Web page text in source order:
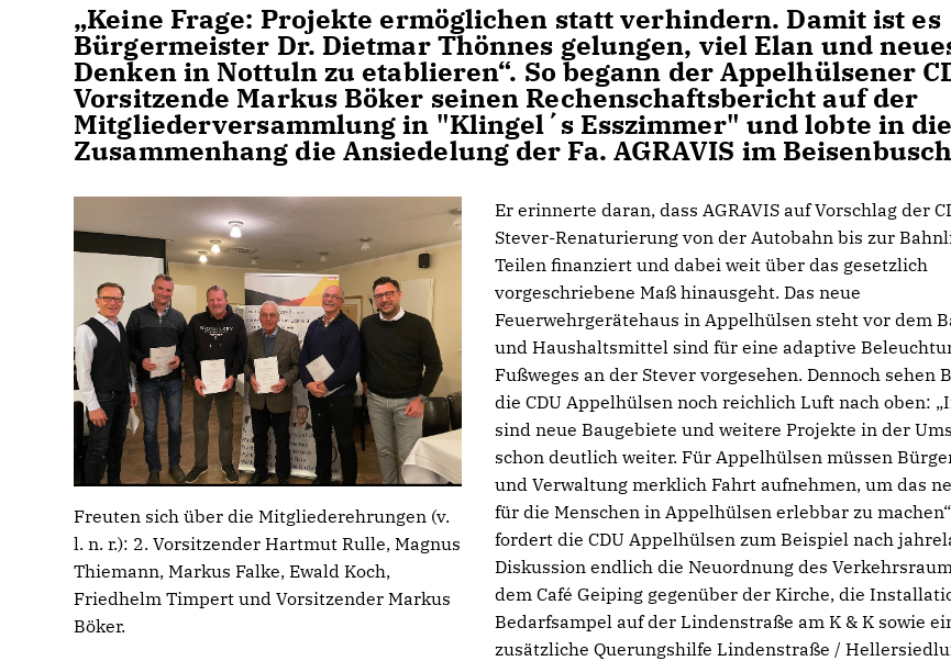
Keine Frage: Projekte ermöglichen statt verhindern. Damit ist es
Bürgermeister Dr. Dietmar Thönnes gelungen, viel Elan und
Denken in Nottuln zu etablieren“. So begann der Appelhülsener
Vorsitzende Markus Böker seinen Rechenschaftsbericht auf der
Mitgliederversammlung in "Klingel´s Esszimmer" und lobte in
Zusammenhang die Ansiedelung der Fa. AGRAVIS im
Freuten sich über die Mitgliederehrungen (v.
l. n. r.): 2. Vorsitzender Hartmut Rulle, Magnus
Thiemann, Markus Falke, Ewald Koch,
Friedhelm Timpert und Vorsitzender Markus
Böker.
Er erinnerte daran, dass AGRAVIS auf Vorschlag der
Stever-Renaturierung von der Autobahn bis zur
Teilen finanziert und dabei weit über das gesetzlich
vorgeschriebene Maß hinausgeht. Das neue
Feuerwehrgerätehaus in Appelhülsen steht vor dem
und Haushaltsmittel sind für eine adaptive
Fußweges an der Stever vorgesehen. Dennoch sehen
die CDU Appelhülsen noch reichlich Luft nach oben:
sind neue Baugebiete und weitere Projekte in der
schon deutlich weiter. Für Appelhülsen müssen
und Verwaltung merklich Fahrt aufnehmen, um das
für die Menschen in Appelhülsen erlebbar zu
fordert die CDU Appelhülsen zum Beispiel nach
Diskussion endlich die Neuordnung des
dem Café Geiping gegenüber der Kirche, die
Bedarfsampel auf der Lindenstraße am K & K sowie
zusätzliche Querungshilfe Lindenstraße /